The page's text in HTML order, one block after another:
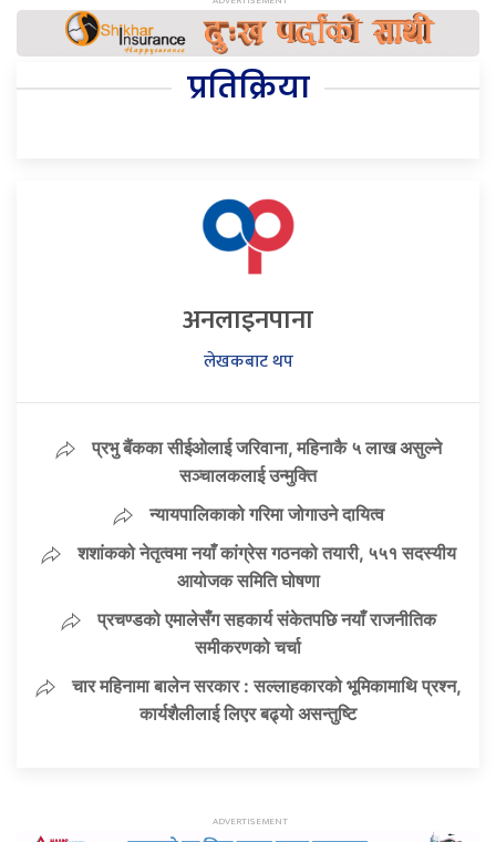
प्रतिक्रिया
अनलाइनपाना
लेखकबाट थप
प्रभु बैंकका सीईओलाई जरिवाना, महिनाकै ५ लाख असुल्ने
सञ्चालकलाई उन्मुक्ति
न्यायपालिकाको गरिमा जोगाउने दायित्व
शशांकको नेतृत्वमा नयाँ कांग्रेस गठनको तयारी, ५५१ सदस्यीय
आयोजक समिति घोषणा
प्रचण्डको एमालेसँग सहकार्य संकेतपछि नयाँ राजनीतिक
समीकरणको चर्चा
चार महिनामा बालेन सरकार : सल्लाहकारको भूमिकामाथि प्रश्न,
कार्यशैलीलाई लिएर बढ्यो असन्तुष्टि